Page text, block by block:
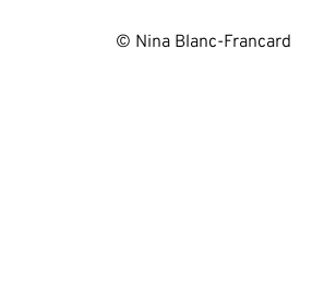
© Nina Blanc-Francard